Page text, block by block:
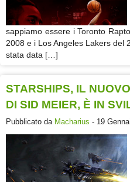
sappiamo essere i Toronto
2008 e i Los Angeles Lakers del
stata data […]
STARSHIPS, IL
DI SID MEIER, È IN
Pubblicato da Macharius - 19